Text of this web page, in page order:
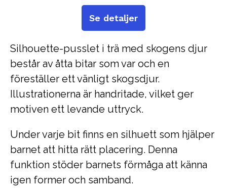
Silhouette-pusslet i trä med skogens djur
består av åtta bitar som var och en
föreställer ett vänligt skogsdjur.
Illustrationerna är handritade, vilket ger
motiven ett levande uttryck.
Under varje bit finns en silhuett som hjälper
barnet att hitta rätt placering. Denna
funktion stöder barnets förmåga att känna
igen former och samband.
Se detaljer